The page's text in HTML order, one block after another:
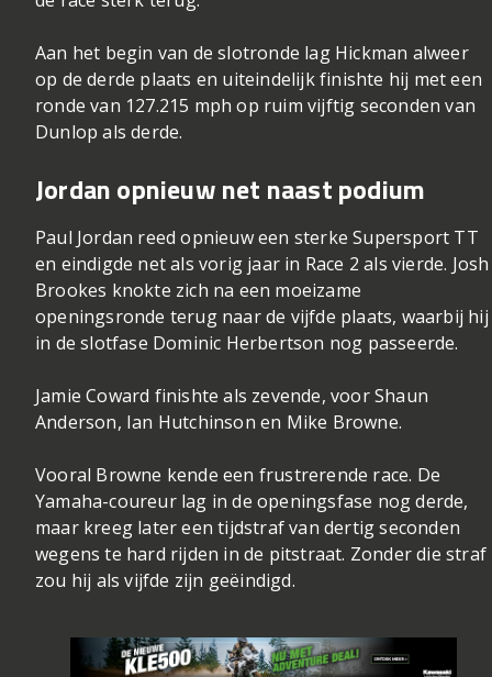
Aan het begin van de slotronde lag Hickman alweer
op de derde plaats en uiteindelijk finishte hij met een
ronde van 127.215 mph op ruim vijftig seconden van
Dunlop als derde.
Jordan opnieuw net naast podium
Paul Jordan reed opnieuw een sterke Supersport TT
en eindigde net als vorig jaar in Race 2 als vierde. Josh
Brookes knokte zich na een moeizame
openingsronde terug naar de vijfde plaats, waarbij hij
in de slotfase Dominic Herbertson nog passeerde.
Jamie Coward finishte als zevende, voor Shaun
Anderson, Ian Hutchinson en Mike Browne.
Vooral Browne kende een frustrerende race. De
Yamaha-coureur lag in de openingsfase nog derde,
maar kreeg later een tijdstraf van dertig seconden
wegens te hard rijden in de pitstraat. Zonder die straf
zou hij als vijfde zijn geëindigd.